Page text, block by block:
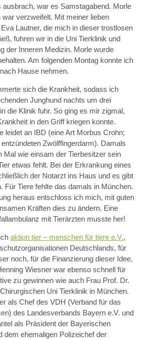
war es Samstagabend. Morle
verzweifelt. Mit meiner lieben
Lautner, die mich in dieser trostlosen
fuhren wir in die Uni Tierklinik und
der Inneren Medizin. Morle wurde
Am folgenden Montag konnte ich
Hause nehmen.
sich die Krankheit, sodass ich
Junghund nachts um drei
die Klinik fuhr. So ging es mir zigmal,
in den Griff kriegen konnte.
leidet an IBD (eine Art Morbus Crohn;
Zwölffingerdarm). Damals
Mal wie einsam der Tierbesitzer sein
etwas fehlt. Bei der Erkrankung eines
der Notarzt ins Haus und es gibt
Für Tiere fehlte das damals in München.
heraus entschloss ich mich, mit guten
Kräften dies zu ändern. Eine
mit Tierärzten musste her!
aktion tier – menschen für tiere e.V.,
Deutschlands, für
noch, für die Finanzierung dieser Idee,
Wiesner war ebenso schnell für
zu gewinnen wie auch Frau Prof. Dr.
Uni Tierklinik in München.
als Chef des VDH (Verband für das
des Landesverbands Bayern e.V. und
als Präsident der Bayerischen
dem ehemaligen Polizeichef der